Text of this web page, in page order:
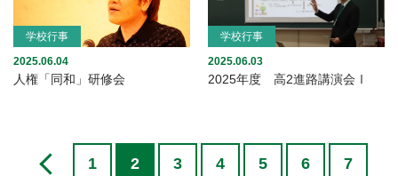
学校行事
2025.06.04
人権「同和」研修会
学校行事
2025.06.03
2025年度 高2進路講演会Ⅰ
1 2 3 4 5 6 7